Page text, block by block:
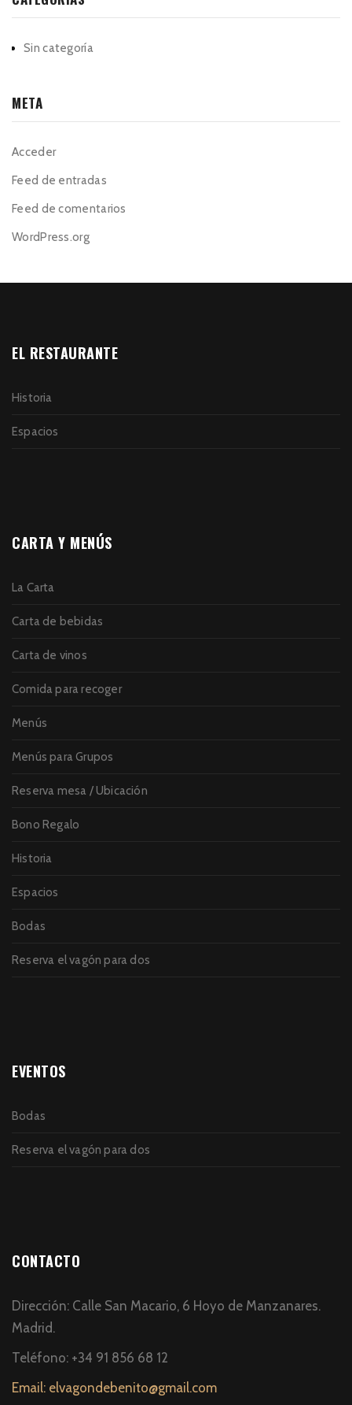
Sin categoría
META
Acceder
Feed de entradas
Feed de comentarios
WordPress.org
EL RESTAURANTE
Historia
Espacios
CARTA Y MENÚS
La Carta
Carta de bebidas
Carta de vinos
Comida para recoger
Menús
Menús para Grupos
Reserva mesa / Ubicación
Bono Regalo
Historia
Espacios
Bodas
Reserva el vagón para dos
EVENTOS
Bodas
Reserva el vagón para dos
CONTACTO
Dirección: Calle San Macario, 6 Hoyo de Manzanares.
Madrid.
Teléfono: +34 91 856 68 12
Email: elvagondebenito@gmail.com